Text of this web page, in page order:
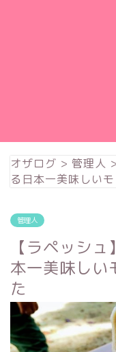
オザログ > 管理人 >
る日本一美味しい
管理人
【ラペッシ
本一美味しい
た